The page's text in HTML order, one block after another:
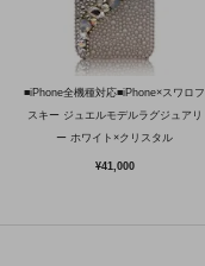
■iPhone全機種対応■iPhone×スワロフ
スキー ジュエルモデルラグジュアリ
ー ホワイト×クリスタル
¥41,000